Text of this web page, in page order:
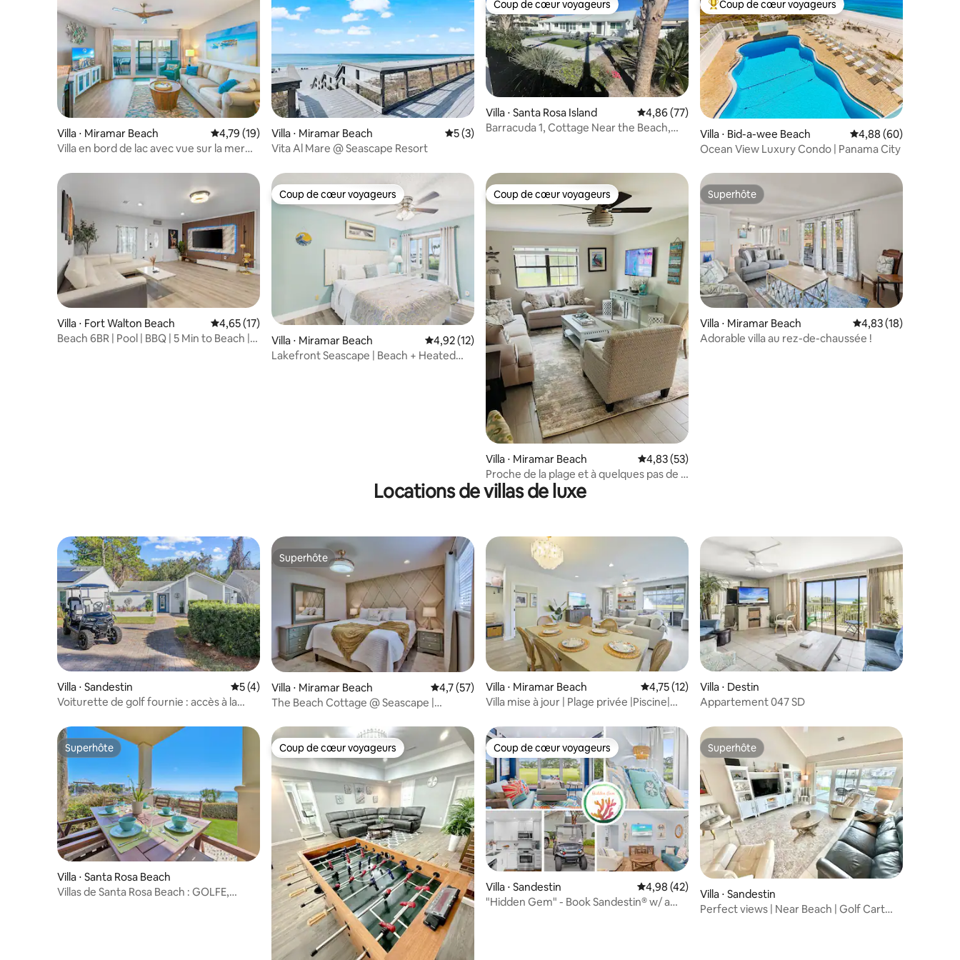
Villa ⋅ Miramar Beach Évaluation moyenne sur la base de 19 commentaires : 4,79 sur 5
4,79 (19)
Villa en bord de lac avec vue sur la mer
Villa ⋅ Miramar Beach Évaluation moyenne sur la base de 3 commentaires : 5 sur 5
5 (3)
Vita Al Mare @ Seascape Resort
Coup de cœur voyageurs
Coup de cœur voyageurs
Villa ⋅ Santa Rosa Island Évaluation moyenne sur la base de 77 commentaires : 4,86 sur 5
4,86 (77)
Barracuda 1, Cottage Near the Beach,
Coups de cœur voyageurs les plus appréciés
Coup de cœur voyageurs
Villa ⋅ Bid-a-wee Beach Évaluation moyenne
4,88 (60)
Ocean View Luxury Condo | Panama City
Villa ⋅ Fort Walton Beach Évaluation moyenne sur la base de 17 commentaires : 4,65 sur 5
4,65 (17)
Beach 6BR | Pool | BBQ | 5 Min to Beach |
Coup de cœur voyageurs
Coup de cœur voyageurs
Villa ⋅ Miramar Beach Évaluation moyenne sur la base de 12 commentaires : 4,92 sur 5
4,92 (12)
Lakefront Seascape | Beach + Heated
Coup de cœur voyageurs
Coup de cœur voyageurs
Villa ⋅ Miramar Beach Évaluation moyenne sur la base de 53 commentaires : 4,83 sur 5
4,83 (53)
Proche de la plage et à quelques pas de la
piscine ~ Des vacances incroyables !
Superhôte
Superhôte
Villa ⋅ Miramar Beach Évaluation moyenne
4,83 (18)
Adorable villa au rez-de-chaussée !
Locations de villas de luxe
Villa ⋅ Sandestin Évaluation moyenne sur la base de 4 commentaires : 5 sur 5
5 (4)
Voiturette de golf fournie : accès à la
Superhôte
Superhôte
Villa ⋅ Miramar Beach Évaluation moyenne sur la base de 57 commentaires : 4,7 sur 5
4,7 (57)
The Beach Cottage @ Seascape |
Villa ⋅ Miramar Beach Évaluation moyenne sur la base de 12 commentaires : 4,75 sur 5
4,75 (12)
Villa mise à jour | Plage privée |Piscine|
Villa ⋅ Destin
Appartement 047 SD
Superhôte
Superhôte
Villa ⋅ Santa Rosa Beach
Villas de Santa Rosa Beach : GOLFE,
Coup de cœur voyageurs
Coup de cœur voyageurs Coup de cœur voyageurs
Coup de cœur voyageurs
Villa ⋅ Sandestin Évaluation moyenne sur la base de 42 commentaires : 4,98 sur 5
4,98 (42)
"Hidden Gem" - Book Sandestin® w/ a
Superhôte
Superhôte
Villa ⋅ Sandestin
Perfect views | Near Beach | Golf Cart